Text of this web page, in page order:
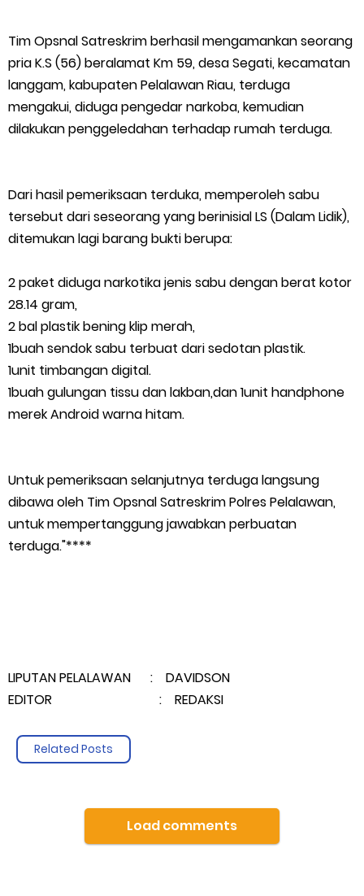
Bahas Stabilitas Wilayah dan Pembangunan Meranti
44 Tim Berlaga di Banglas Barat Cup II, Pemkab Meranti
Dorong Lahirnya Atlet Berprestasi
Generasi Emas Indonesia 2045
Kepulauan Meranti Borong Tiga Prestasi di ADUJAK GenRe Riau
2026, Duta Putra Raih Juara Pertama
Bupati Asmar Buka Peluang Kolaborasi Meranti–Melaka di
Bidang Ekonomi, Pendidikan, dan Pariwisata
Bencana Terus Mengancam, Pembangunan Jalan Tol
Green Policing Goes to School, Ketua Bhayangkari Cabang
Kepulauan Meranti, Edukasi Anak TK Selamatkan Mangrove
Tim Opsnal Satreskrim berhasil mengamankan seorang
pria K.S (56) beralamat Km 59, desa Segati, kecamatan
langgam, kabupaten Pelalawan Riau, terduga
mengakui, diduga pengedar narkoba, kemudian
dilakukan penggeledahan terhadap rumah terduga.
Dari hasil pemeriksaan terduka, memperoleh sabu
tersebut dari seseorang yang berinisial LS (Dalam Lidik),
ditemukan lagi barang bukti berupa:
2 paket diduga narkotika jenis sabu dengan berat kotor
28.14 gram,
2 bal plastik bening klip merah,
1buah sendok sabu terbuat dari sedotan plastik.
1unit timbangan digital.
1buah gulungan tissu dan lakban,dan 1unit handphone
merek Android warna hitam.
Untuk pemeriksaan selanjutnya terduga langsung
dibawa oleh Tim Opsnal Satreskrim Polres Pelalawan,
untuk mempertanggung jawabkan perbuatan
terduga."****
LIPUTAN PELALAWAN : DAVIDSON
EDITOR : REDAKSI
Related Posts
Load comments